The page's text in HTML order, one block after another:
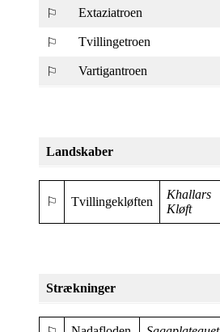
⚐ Extaziatroen
⚐ Tvillingetroen
⚐ Vartigantroen
Landskaber
⚐ Tvillingekløften
Khallars
Kløft
Strækninger